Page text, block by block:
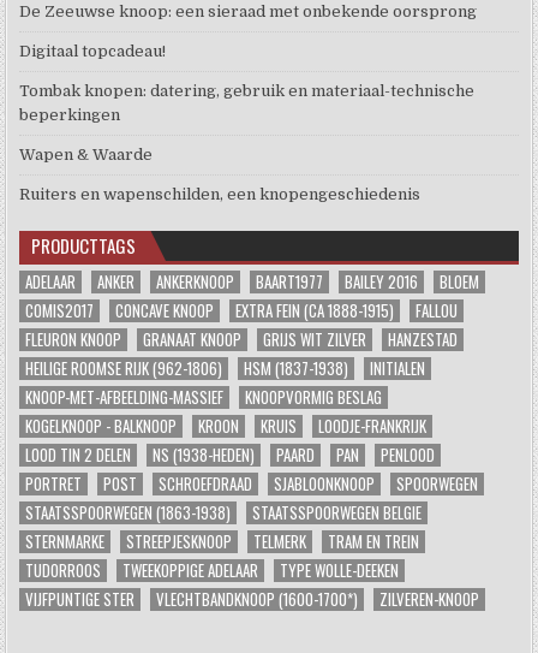
De Zeeuwse knoop: een sieraad met onbekende oorsprong
Digitaal topcadeau!
Tombak knopen: datering, gebruik en materiaal-technische
beperkingen
Wapen & Waarde
Ruiters en wapenschilden, een knopengeschiedenis
PRODUCTTAGS
ADELAAR ANKER ANKERKNOOP BAART1977 BAILEY 2016
BLOEM
COMIS2017
CONCAVE KNOOP EXTRA FEIN (CA 1888-1915)
FALLOU
FLEURON KNOOP
GRANAAT KNOOP GRIJS WIT ZILVER
HANZESTAD
HEILIGE ROOMSE RIJK (962-1806)
HSM (1837-1938)
INITIALEN
KNOOP-MET-AFBEELDING-MASSIEF
KNOOPVORMIG BESLAG
KOGELKNOOP - BALKNOOP
KROON KRUIS
LOODJE-FRANKRIJK
LOOD TIN 2 DELEN
NS (1938-HEDEN) PAARD PAN
PENLOOD
PORTRET
POST SCHROEFDRAAD SJABLOONKNOOP
SPOORWEGEN
STAATSSPOORWEGEN (1863-1938)
STAATSSPOORWEGEN BELGIE
STERNMARKE
STREEPJESKNOOP TELMERK
TRAM EN TREIN
TUDORROOS
TWEEKOPPIGE ADELAAR
TYPE WOLLE-DEEKEN
VIJFPUNTIGE STER
VLECHTBANDKNOOP (1600-1700*) ZILVEREN-KNOOP